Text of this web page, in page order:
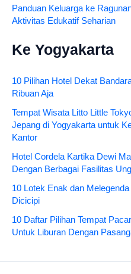
Panduan Keluarga ke
Aktivitas Edukatif Seharian
Ke Yogyakarta
10 Pilihan Hotel Dekat
Ribuan Aja
Tempat Wisata Litto Little
Jepang di Yogyakarta untuk
Kantor
Hotel Cordela Kartika Dewi
Dengan Berbagai Fasilitas
10 Lotek Enak dan
Dicicipi
10 Daftar Pilihan Tempat
Untuk Liburan Dengan